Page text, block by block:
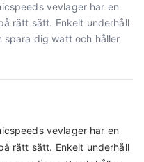
vevlager har en
rätt sätt. Enkelt underhåll
spara dig watt och håller
vevlager har en
rätt sätt. Enkelt underhåll